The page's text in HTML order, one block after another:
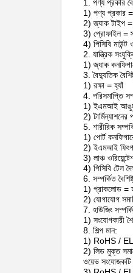
1. পণ্য প্রকার
1) পণ্য প্রকার =
2) জ্যাক টাইপ
3) প্রোফাইল =
4) পিসিবি মাউন্ট
2. যান্ত্রিক
1) জ্যাক
3. বৈদ্যুতিক
1) রক্ষা = হ্যাঁ
4. পরিসমাপ্তি
1) ইএমআই আঙুল
2)
5. শারীরিক
1) পোর্ট
2) ইএমআই
3) লাঞ্চ
4) পিসিবি টেল
6. সম্পর্কিত
1) প্রাকলোড =
2) যোগাযোগ
7. হাউজিং
1) সংযোগকারী
8. শিল্প মান:
1) RoHS /
2) লিড মুক্ত
ওয়েভ সংযোজকটি